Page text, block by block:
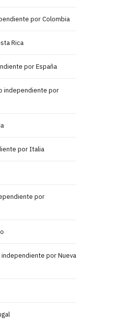
por Colombia
Rica
por España
independiente por
por Italia
por
independiente por Nueva